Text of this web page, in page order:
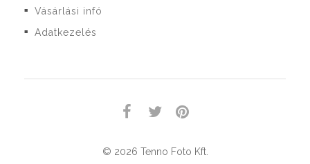
■ Vásárlási infó
■ Adatkezelés
© 2026 Tenno Foto Kft.